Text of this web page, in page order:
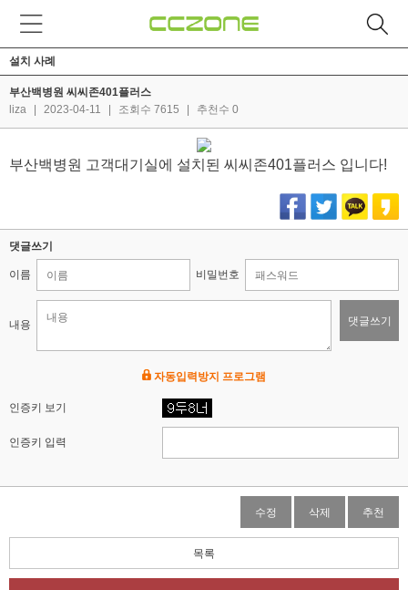
설치 사례
부산백병원 씨씨존401플러스
liza
2023-04-11 조회수 7615 추천수 0
부산백병원 고객대기실에 설치된 씨씨존401플러스 입니다!
댓글쓰기
이름 비밀번호
내용 댓글쓰기
자동입력방지 프로그램
인증키 보기
인증키 입력
수정 삭제 추천
목록